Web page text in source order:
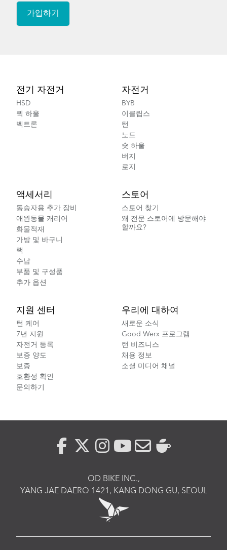
전기 자전거
HSD
퀵 하울
벡트론
자전거
BYB
이클립스
턴
노드
숏 하울
버지
로지
액세서리
동승자용 추가 장비
애완동물 캐리어
화물적재
가방 및 바구니
랙
수납
부품 및 구성품
추가 옵션
스토어
스토어 찾기
왜 전문 스토어에 방문해야
할까요?
지원 센터
턴 케어
7년 지원
자전거 등록
보증 양도
보증
호환성 확인
문의하기
우리에 대하여
새로운 소식
Good Werx 프로그램
턴 비즈니스
채용 정보
소셜 미디어 채널
OD BIKE INC.,
YANG JAE DAERO 1421, KANG DONG GU, SEOUL